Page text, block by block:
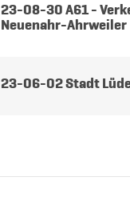
23-08-30 A61 -
Neuenahr-Ahrweiler
23-06-02 Stadt